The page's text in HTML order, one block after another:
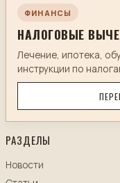
ФИНАНСЫ
НАЛОГОВЫЕ
Лечение, ипотека,
инструкции по
РАЗДЕЛЫ
Новости